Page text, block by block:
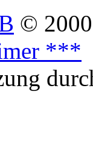
©
***